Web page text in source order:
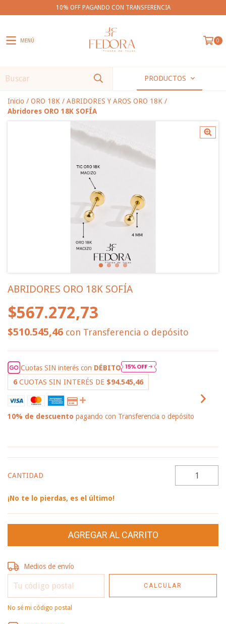
10% OFF PAGANDO CON TRANSFERENCIA
MENÚ 0
PRODUCTOS
Inicio / ORO 18K / ABRIDORES Y AROS ORO 18K /
Abridores ORO 18K SOFÍA
ABRIDORES ORO 18K SOFÍA
$567.272,73
$510.545,46 con Transferencia o depósito
Cuotas SIN interés con DÉBITO
6 CUOTAS SIN INTERÉS DE $94.545,46
10% de descuento pagando con Transferencia o depósito
CANTIDAD
¡No te lo pierdas, es el último!
Entregas para el CP:
Medios de envío
CALCULAR
No sé mi código postal